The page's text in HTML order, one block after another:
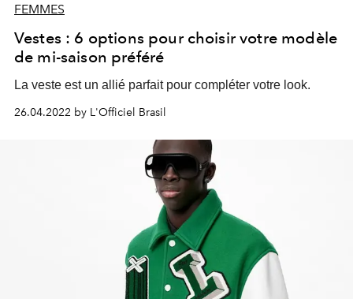
FEMMES
Vestes : 6 options pour choisir votre modèle
de mi-saison préféré
La veste est un allié parfait pour compléter votre look.
26.04.2022 by L'Officiel Brasil